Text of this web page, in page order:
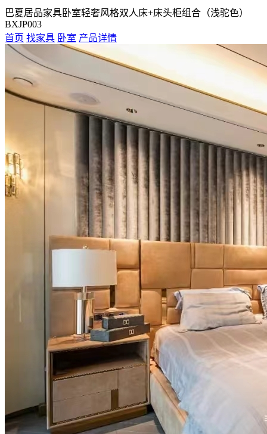
巴夏居品家具卧室轻奢风格双人床+床头柜组合（浅驼色）
BXJP003
首页 找家具 卧室 产品详情